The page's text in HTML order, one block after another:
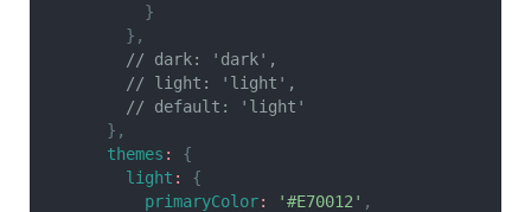
}
} ,
// dark: 'dark',
// light: 'light',
// default: 'light'
} ,
themes :
{
light :
{
primaryColor: '#E70012' ,